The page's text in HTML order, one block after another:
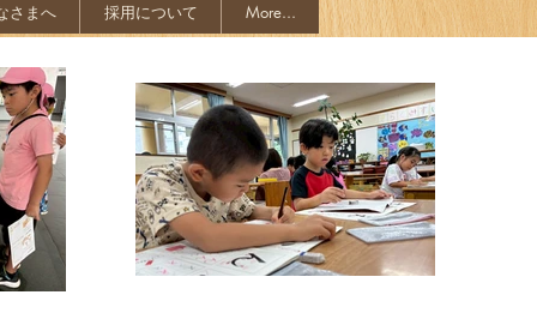
さまへ 採用について More...